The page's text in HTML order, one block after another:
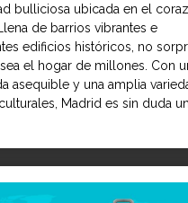
bulliciosa ubicada en el
de barrios vibrantes e
edificios históricos, no
el hogar de millones. Con
asequible y una amplia
Madrid es sin duda un